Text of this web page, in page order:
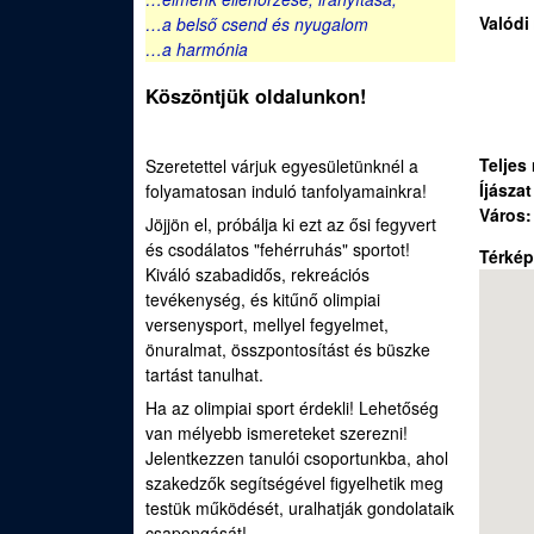
d
S
p
o
r
á
u
Valódi
Teljes
Város:
…a belső csend és nyugalom
…a harmónia
Köszöntjük oldalunkon!
Szeretettel várjuk egyesületünknél a
folyamatosan induló tanfolyamainkra!
Jöjjön el, próbálja ki ezt az ősi fegyvert
és csodálatos "fehérruhás" sportot!
Kiváló szabadidős, rekreációs
tevékenység, és kitűnő olimpiai
versenysport, mellyel fegyelmet,
önuralmat, összpontosítást és büszke
tartást tanulhat.
Ha az olimpiai sport érdekli! Lehetőség
van mélyebb ismereteket szerezni!
Jelentkezzen tanulói csoportunkba, ahol
szakedzők segítségével figyelhetik meg
testük működését, uralhatják gondolataik